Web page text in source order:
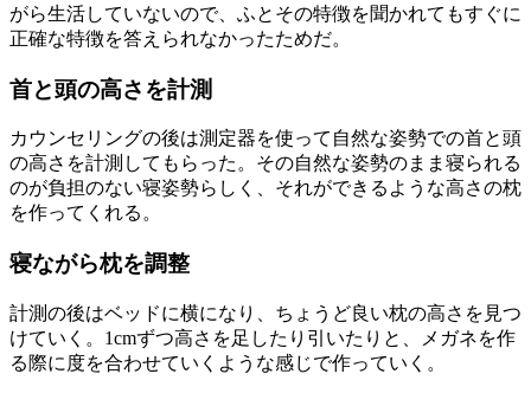
がら生活していないので、ふとその特徴を聞かれてもすぐに
正確な特徴を答えられなかったためだ。
首と頭の高さを計測
カウンセリングの後は測定器を使って自然な姿勢での首と頭
の高さを計測してもらった。その自然な姿勢のまま寝られる
のが負担のない寝姿勢らしく、それができるような高さの枕
を作ってくれる。
寝ながら枕を調整
計測の後はベッドに横になり、ちょうど良い枕の高さを見つ
けていく。1cmずつ高さを足したり引いたりと、メガネを作
る際に度を合わせていくような感じで作っていく。